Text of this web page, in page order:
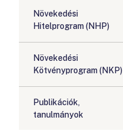
Növekedési
Hitelprogram (NHP)
Növekedési
Kötvényprogram (NKP)
Publikációk,
tanulmányok